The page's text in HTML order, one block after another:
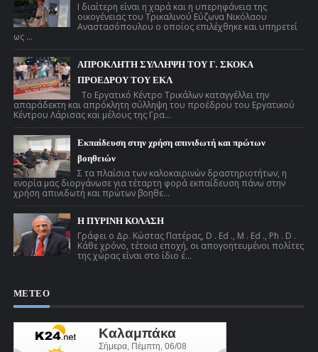
Ι διαίτερη είναι η χαρά και η υπερηφάνεια της
οικογένειας του Τρικαλινού Εύζωνα Νικόλαου
Αναστασόπουλου ο οποίος επιλέχθηκε και υπηρετεί
ως ...
ΑΠΡΟΚΛΗΤΗ ΣΥΛΛΗΨΗ ΤΟΥ Γ. ΣΚΟΚΑ
ΠΡΟΕΔΡΟΥ ΤΟΥ ΕΚΛ
Το Εργατικό Κέντρο Τρικάλων καταγγέλλει την
απαράδεκτη και απρόκλητη σύλληψη του προέδρου του Εργατικού
Κέντρου Λάρισας και μέλους της Γρα...
Εκπαίδευση στην χρήση απινιδωτή και πρώτων
βοηθειών
Σ τα πλαίσια των καλοκαιρινών δραστηριοτήτων, η
ενορία μας διοργάνωσε για τέταρτη φορά εκπαίδευση πάνω στην
χρήση απινιδωτή και πρώτων βοηθε...
Η ΠΥΡΙΝΗ ΚΟΛΑΣΗ
Γράφει ο Δρ. Κώστας Πατέρας, D . Ed ., M . Ed ., Ph . D .
Κάθε χρόνο, τέτοια εποχή, οι απογοητευμένοι πολίτες
της χώρας είναι στο ίδιο έ...
ΜΕΤΕΟ